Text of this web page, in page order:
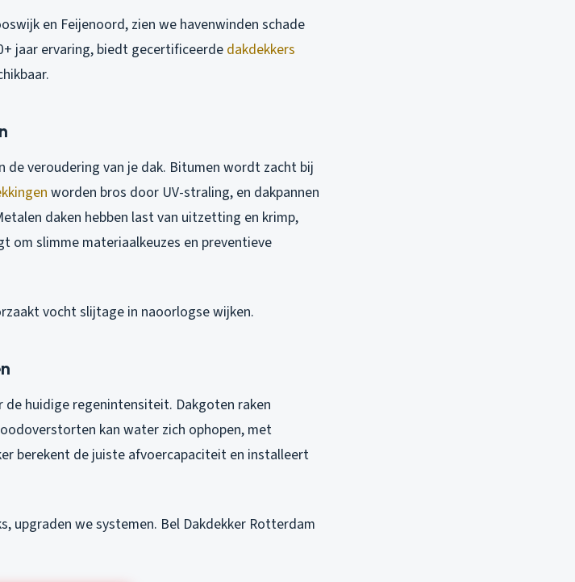
en Feijenoord, zien we havenwinden schade
jaar ervaring, biedt gecertificeerde dakdekkers
de veroudering van je dak. Bitumen wordt zacht bij
worden bros door UV-straling, en dakpannen
daken hebben last van uitzetting en krimp,
om slimme materiaalkeuzes en preventieve
vocht slijtage in naoorlogse wijken.
huidige regenintensiteit. Dakgoten raken
kan water zich ophopen, met
berekent de juiste afvoercapaciteit en installeert
upgraden we systemen. Bel Dakdekker Rotterdam